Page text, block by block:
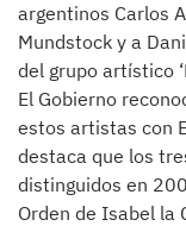
argentinos Carlos
Mundstock y a
del grupo artístico
El Gobierno
estos artistas con
destaca que los
distinguidos en
Orden de Isabel la